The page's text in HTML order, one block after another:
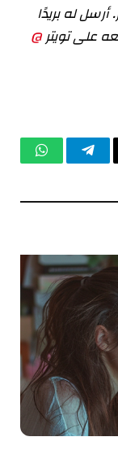
له بريدًا
على تويتر@
تيلقرام